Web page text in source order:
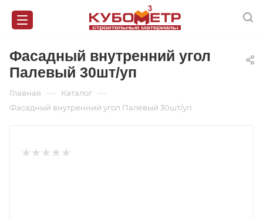
Фасадный внутренний угол
Палевый 30шт/уп
Главная — Каталог —
Фасадный внутренний угол Палевый 30шт/уп